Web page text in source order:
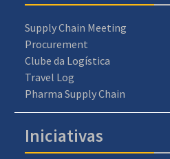
Supply Chain Meeting
Procurement
Clube da Logística
Travel Log
Pharma Supply Chain
Iniciativas